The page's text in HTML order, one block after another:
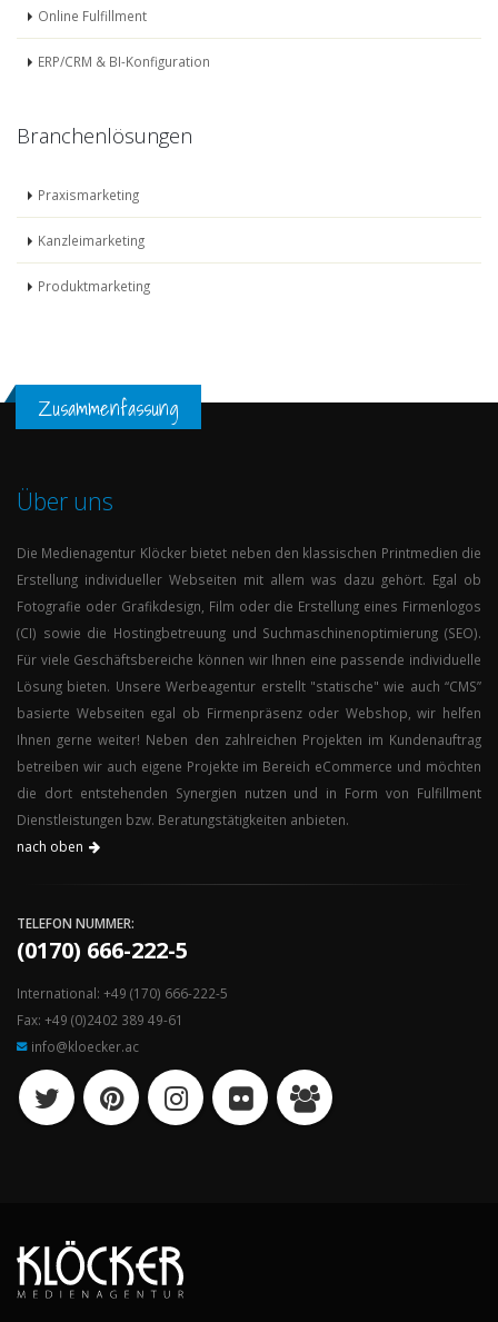
Online Fulfillment
ERP/CRM & BI-Konfiguration
Branchenlösungen
Praxismarketing
Kanzleimarketing
Produktmarketing
Zusammenfassung
Über uns
Die Medienagentur Klöckerbietet neben den klassischen Printmedien die
Erstellung individueller Webseiten mit allem was dazu gehört. Egal ob
Fotografie oder Grafikdesign, Film oder die Erstellung eines Firmenlogos
(CI) sowie die Hostingbetreuung und Suchmaschinenoptimierung (SEO).
Für viele Geschäftsbereiche können wir Ihnen eine passende individuelle
Lösung bieten. Unsere Werbeagentur erstellt "statische" wie auch “CMS”
basierte Webseiten egal ob Firmenpräsenz oder Webshop, wir helfen
Ihnen gerne weiter! Neben den zahlreichen Projekten im Kundenauftrag
betreiben wir auch eigene Projekte im Bereich eCommerce und möchten
die dort entstehenden Synergien nutzen und in Form von Fulfillment
Dienstleistungen bzw. Beratungstätigkeiten anbieten.
nach oben
TELEFON NUMMER:
(0170) 666-222-5
International: +49 (170) 666-222-5
Fax: +49 (0)2402 389 49-61
info@kloecker.ac